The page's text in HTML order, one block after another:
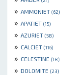
» AMMONIET (62)
» APATIET (15)
» AZURIET (58)
» CALCIET (116)
» CELESTINE (18)
» DOLOMITE (23)